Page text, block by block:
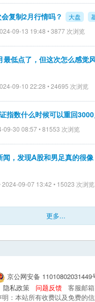
复制2月行情吗？ 大盘
09-13 19:48 • 3877 次浏览
低点了，但这次怎么感觉
09-10 22:28 • 24695 次浏览
指数什么时候可以重回
09-30 08:57 • 81553 次浏览
，发现A股和男足真的很像
2024-09-07 13:42 • 15023 次浏览
更多...
京公网安备
隐私政策 问题反馈
客服邮
：本站所有收费以及免费的